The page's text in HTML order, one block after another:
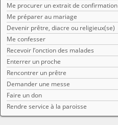
Me procurer un extrait de confirmation
Me préparer au mariage
Devenir prêtre, diacre ou religieux(se)
Me confesser
Recevoir l’onction des malades
Enterrer un proche
Rencontrer un prêtre
Demander une messe
Faire un don
Rendre service à la paroisse